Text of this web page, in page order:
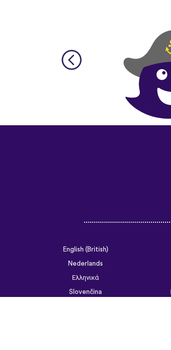
English (British)
Nederlands
Ελληνικά
Slovenčina